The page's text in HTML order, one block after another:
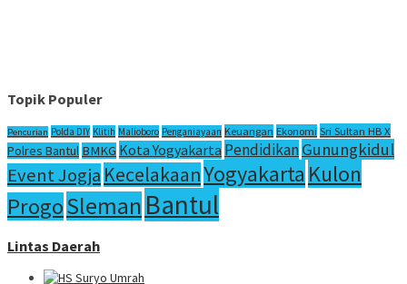
Topik Populer
Pencurian Polda DIY Klitih Malioboro Penganiayaan Keuangan Ekonomi Sri Sultan HB X
Polres Bantul BMKG Kota Yogyakarta PendidikanGunungkidul
Event Jogja KecelakaanYogyakarta Kulon
ProgoSleman Bantul
Lintas Daerah